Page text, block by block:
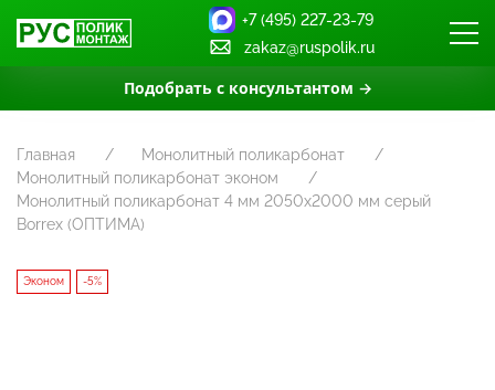
Подобрать с консультантом →
+7 (495) 227-23-79
zakaz@ruspolik.ru
Главная
Монолитный поликарбонат
Монолитный поликарбонат эконом
Монолитный поликарбонат 4 мм 2050x2000 мм серый
Borrex (ОПТИМА)
Эконом -5%